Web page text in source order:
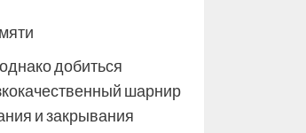
добиться
шарнир
и закрывания